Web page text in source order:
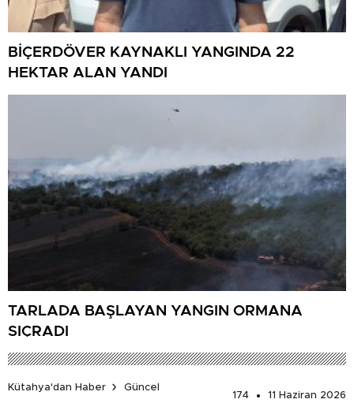
BİÇERDÖVER KAYNAKLI YANGINDA 22
HEKTAR ALAN YANDI
TARLADA BAŞLAYAN YANGIN ORMANA
SIÇRADI
Kütahya'dan Haber
Güncel
174
11 Haziran 2026